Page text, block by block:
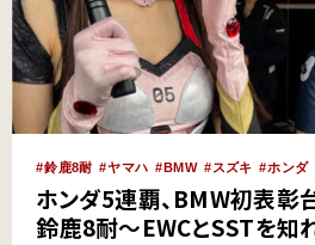
鈴鹿8耐 ヤマハ BMW スズキ ホンダ
ホンダ5連覇、BMW初表彰
鈴鹿8耐〜EWCとSSTを知